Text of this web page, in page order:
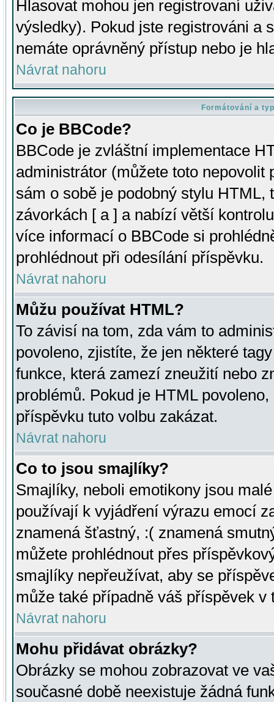
Hlasovat mohou jen registrovaní
výsledky). Pokud jste registrováni a
nemáte oprávněný přístup nebo je
Návrat nahoru
Formátování a
Co je BBCode?
BBCode je zvláštní implementace
administrátor (můžete toto
sám o sobě je podobný stylu HTML,
závorkách [ a ] a nabízí větší
více informací o BBCode si
prohlédnout při odesílání příspěvku.
Návrat nahoru
Můžu používat HTML?
To závisí na tom, zda vám to
povoleno, zjistíte, že jen některé
funkce, která zamezí zneužití nebo
problémů. Pokud je HTML
příspěvku tuto volbu zakázat.
Návrat nahoru
Co to jsou smajlíky?
Smajlíky, neboli emotikony jsou
používají k vyjádření výrazu emocí
znamená šťastný, :( znamená
můžete prohlédnout přes
smajlíky nepřeužívat, aby se
může také případně váš příspěvek v
Návrat nahoru
Mohu přidávat obrázky?
Obrázky se mohou zobrazovat ve
současné době neexistuje žádná